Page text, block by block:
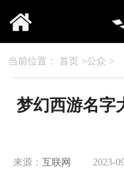
当前位置： 首页 >公众 >
梦幻西游名字
来源： 互联网 2023-